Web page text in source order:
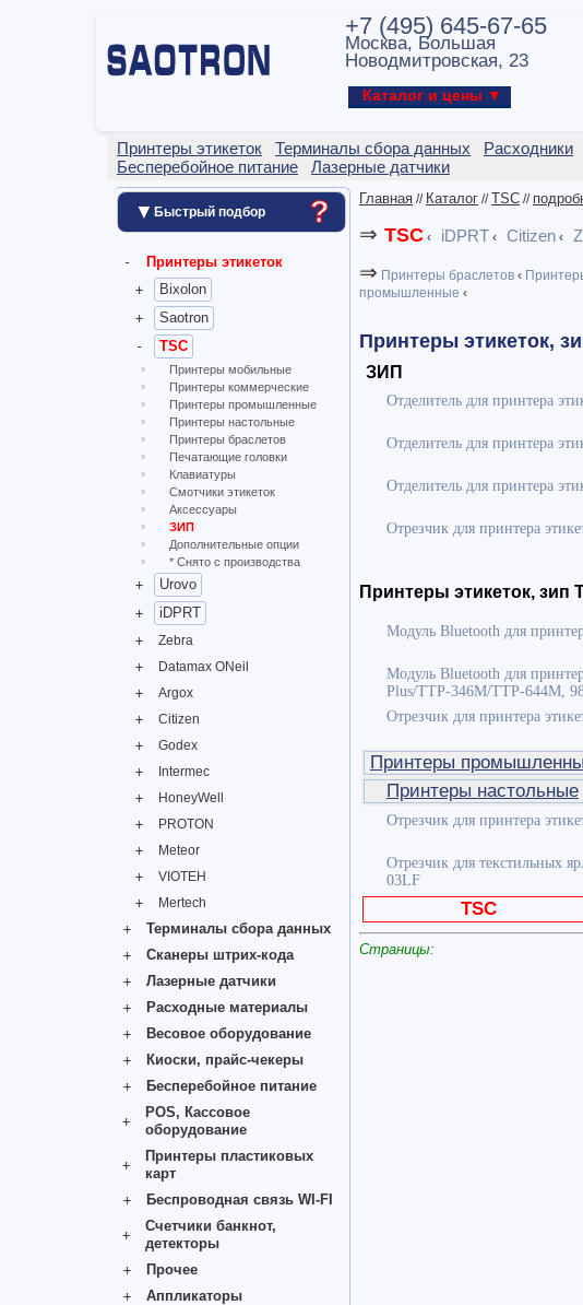
+7 (495) 645-67-65
Москва, Большая
Новодмитровская, 23
Каталог и цены ▼
Принтеры этикеток Терминалы сбора данных Расходники
Бесперебойное питание
Лазерные датчики
▼ Быстрый подбор ?
Принтеры этикеток
Bixolon
Saotron
TSC
Принтеры мобильные
Принтеры коммерческие
Принтеры промышленные
Принтеры настольные
Принтеры браслетов
Печатающие головки
Клавиатуры
Смотчики этикеток
Аксессуары
ЗИП
Дополнительные опции
* Снято с производства
Urovo
iDPRT
Zebra
Datamax ONeil
Argox
Citizen
Godex
Intermec
HoneyWell
PROTON
Meteor
VIOTEH
Mertech
Терминалы сбора данных
Сканеры штрих-кода
Лазерные датчики
Расходные материалы
Весовое оборудование
Киоски, прайс-чекеры
Бесперебойное питание
POS, Кассовое
оборудование
Принтеры пластиковых
карт
Беспроводная связь WI-FI
Счетчики банкнот,
детекторы
Прочее
Аппликаторы
Главная // Каталог //TSC //
⇒ TSC ‹ iDPRT ‹ Citizen ‹
⇒ Принтеры браслетов ‹
промышленные ‹
Принтеры этикеток,
ЗИП
Отделитель для принтера
Отделитель для принтера
Отделитель для принтера
Отрезчик для принтера
Принтеры этикеток, зип
Модуль Bluetooth для
Модуль Bluetooth для
Plus/TTP-346M/TTP-644M,
Отрезчик для принтера
Принтеры
Принтеры настольные
Отрезчик для принтера
Отрезчик для текстильных
03LF
TSC
Страницы: